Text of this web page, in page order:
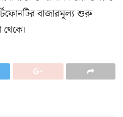
বাজারমূল্য শুরু